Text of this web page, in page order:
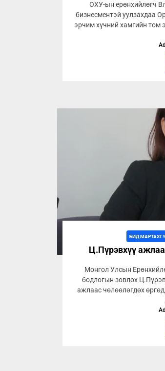
ОХУ-ын ерөнхийлөгч
бизнесментэй уулзахдаа
эрчим хүчний хамгийн том
БИД
Ц.Пүрэвхүү
Монгол Улсын
бодлогын зөвлөх
ажлаас чөлөөлөгдөх